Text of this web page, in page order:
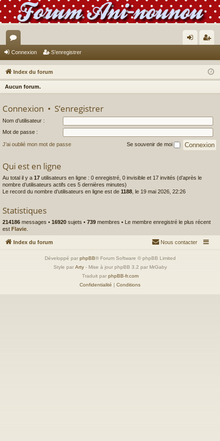
or
u
m
ne
xi
nr
eg
r
Connexion S’enregistrer
Index du forum
Aucun forum.
Connexion • S’enregistrer
Nom d’utilisateur :
Mot de passe :
J’ai oublié mon mot de passe Se souvenir de moi
Qui est en ligne
Au total il y a 17 utilisateurs en ligne : 0 enregistré, 0 invisible et 17 invités (d’après le
nombre d’utilisateurs actifs ces 5 dernières minutes)
Le record du nombre d’utilisateurs en ligne est de 1188 , le 19 mai 2026, 22:26
Statistiques
214186 messages • 16920 sujets • 739 membres • Le membre enregistré le plus récent
est Flavie
Index du forum Nous contacter
Développé par phpBB® Forum Software © phpBB Limited
Style par Arty- Mise à jour phpBB 3.2 par MrGaby
Traduit par phpBB-fr.com
Confidentialité | Conditions